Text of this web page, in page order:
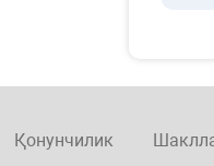
Қонунчилик